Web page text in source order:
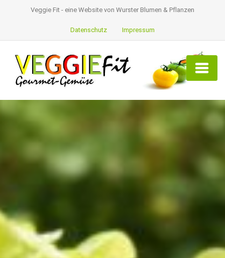
Veggie Fit - eine Website von Wurster Blumen & Pflanzen
Datenschutz Impressum